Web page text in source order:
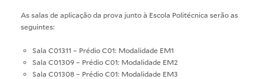
As salas de aplicação da prova junto à Escola Politécnica serão as
seguintes:
Sala C01311 – Prédio C01: Modalidade EM1
Sala C01309 – Prédio C01: Modalidade EM2
Sala C01308 – Prédio C01: Modalidade EM3